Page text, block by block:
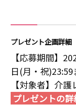
プレゼント企画詳細
【応募期間】
日(月・祝)23:59
【対象者】介
プレゼントの